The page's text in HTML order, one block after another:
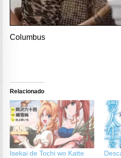
Columbus
Relacionado
Isekai de Tochi wo Katte